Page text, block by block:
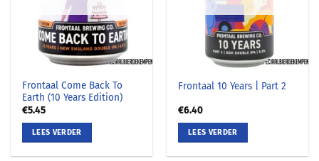
Frontaal Come Back To
Earth (10 Years Edition)
€5.45
LEES VERDER
Frontaal 10 Years | Part 2
€6.40
LEES VERDER